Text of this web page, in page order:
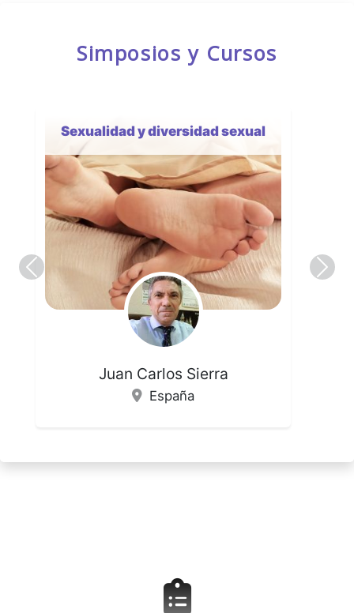
Simposios y Cursos
Sexualidad y diversidad sexual
Juan Carlos Sierra
España